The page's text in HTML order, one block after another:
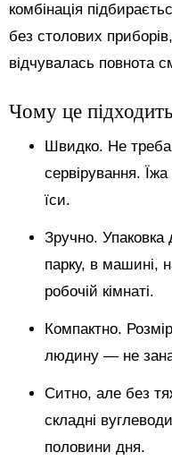
комбінація
без столових
відчувалась повнота
Чому це
Швидко. Не треба
сервірування.
їси.
Зручно. Упаковка
парку, в машині,
робочій кімнаті.
Компактно.
людину — не
Ситно, але без
складні
половини дня.